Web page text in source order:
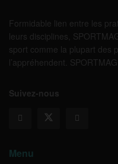
Formidable lien entre les
leurs disciplines,
sport comme la plupart des
l’appréhendent.
Suivez-nous
Menu